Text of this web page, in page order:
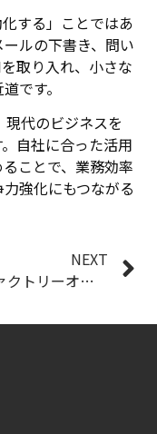
する」ことではあ
ルの下書き、問い
取り入れ、小さな
です。
代のビジネスを
自社に合った活用
ことで、業務効率
強化にもつながる
NEXT
ファクトリーオートメーション のメリットと活用事例